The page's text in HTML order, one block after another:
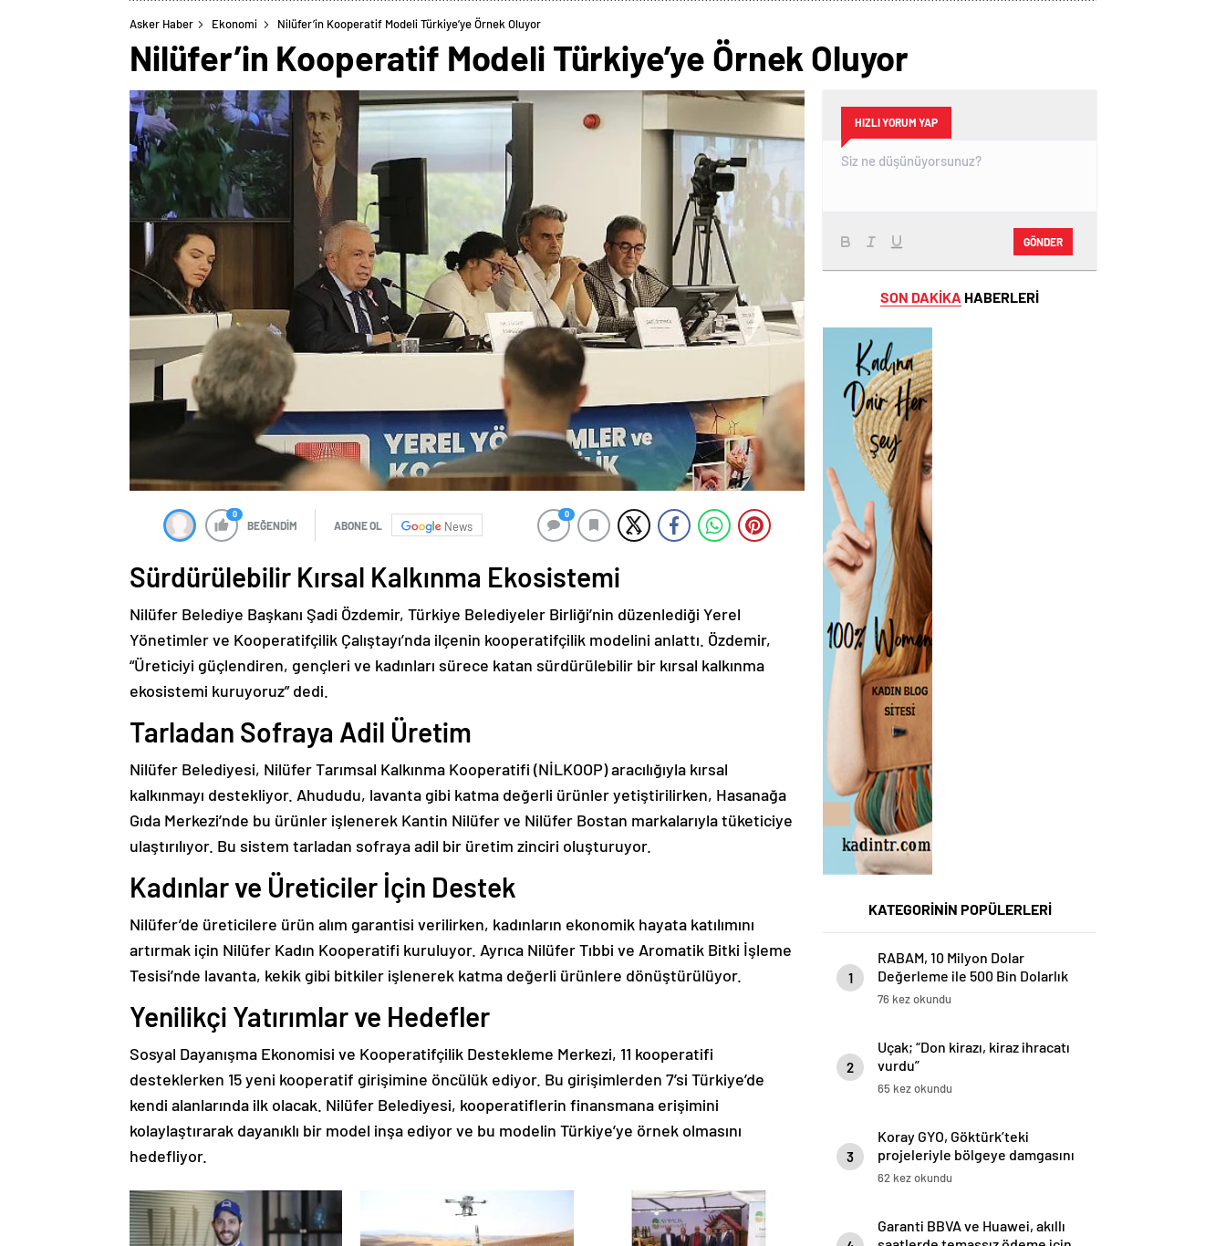
Asker Haber Ekonomi Nilüfer’in Kooperatif Modeli Türkiye’ye Örnek Oluyor
Nilüfer’in Kooperatif Modeli Türkiye’ye Örnek Oluyor
0
BEĞENDİM ABONE OL News
0
Sürdürülebilir Kırsal Kalkınma Ekosistemi
Nilüfer Belediye Başkanı Şadi Özdemir, Türkiye Belediyeler Birliği’nin düzenlediği Yerel
Yönetimler ve Kooperatifçilik Çalıştayı’nda ilçenin kooperatifçilik modelini anlattı. Özdemir,
“Üreticiyi güçlendiren, gençleri ve kadınları sürece katan sürdürülebilir bir kırsal kalkınma
ekosistemi kuruyoruz” dedi.
Tarladan Sofraya Adil Üretim
Nilüfer Belediyesi, Nilüfer Tarımsal Kalkınma Kooperatifi (NİLKOOP) aracılığıyla kırsal
kalkınmayı destekliyor. Ahududu, lavanta gibi katma değerli ürünler yetiştirilirken, Hasanağa
Gıda Merkezi’nde bu ürünler işlenerek Kantin Nilüfer ve Nilüfer Bostan markalarıyla tüketiciye
ulaştırılıyor. Bu sistem tarladan sofraya adil bir üretim zinciri oluşturuyor.
Kadınlar ve Üreticiler İçin Destek
Nilüfer’de üreticilere ürün alım garantisi verilirken, kadınların ekonomik hayata katılımını
artırmak için Nilüfer Kadın Kooperatifi kuruluyor. Ayrıca Nilüfer Tıbbi ve Aromatik Bitki İşleme
Tesisi’nde lavanta, kekik gibi bitkiler işlenerek katma değerli ürünlere dönüştürülüyor.
Yenilikçi Yatırımlar ve Hedefler
Sosyal Dayanışma Ekonomisi ve Kooperatifçilik Destekleme Merkezi, 11 kooperatifi
desteklerken 15 yeni kooperatif girişimine öncülük ediyor. Bu girişimlerden 7’si Türkiye’de
kendi alanlarında ilk olacak. Nilüfer Belediyesi, kooperatiflerin finansmana erişimini
kolaylaştırarak dayanıklı bir model inşa ediyor ve bu modelin Türkiye’ye örnek olmasını
hedefliyor.
HIZLI YORUM YAP
GÖNDER
SON DAKİKA HABERLERİ
KATEGORİNİN POPÜLERLERİ
1
RABAM, 10 Milyon Dolar
Değerleme ile 500 Bin Dolarlık
Yatırım Aldı
76 kez okundu
2
Uçak; “Don kirazı, kiraz ihracatı
vurdu”
65 kez okundu
3
Koray GYO, Göktürk’teki
projeleriyle bölgeye damgasını
vuruyor
62 kez okundu
Garanti BBVA ve Huawei, akıllı